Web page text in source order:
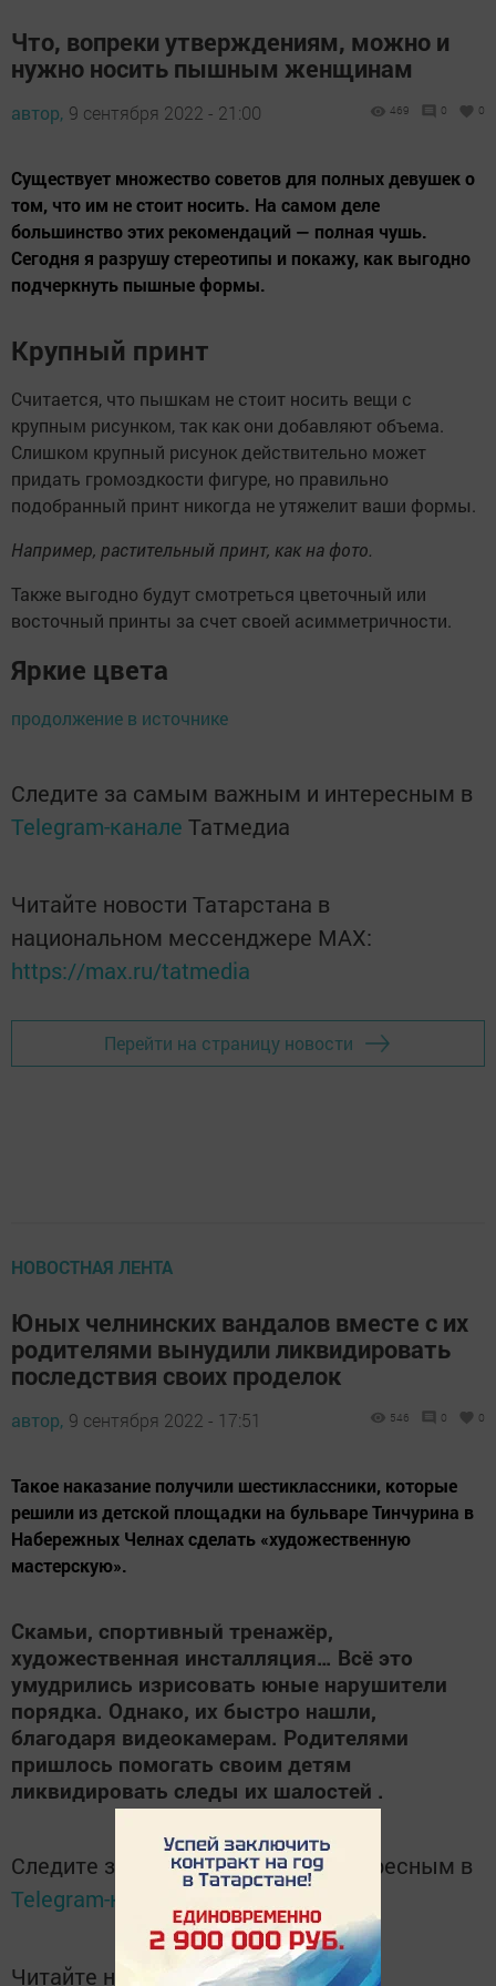
Что, вопреки утверждениям, можно и
нужно носить пышным женщинам
автор, 9 сентября 2022 - 21:00 469 0 0
Существует множество советов для полных девушек о
том, что им не стоит носить. На самом деле
большинство этих рекомендаций — полная чушь.
Сегодня я разрушу стереотипы и покажу, как выгодно
подчеркнуть пышные формы.
Крупный принт
Считается, что пышкам не стоит носить вещи с
крупным рисунком, так как они добавляют объема.
Слишком крупный рисунок действительно может
придать громоздкости фигуре, но правильно
подобранный принт никогда не утяжелит ваши формы.
Например, растительный принт, как на фото.
Также выгодно будут смотреться цветочный или
восточный принты за счет своей асимметричности.
Яркие цвета
продолжение в источнике
Следите за самым важным и интересным в
Telegram-канале Татмедиа
Читайте новости Татарстана в
национальном мессенджере MАХ:
https://max.ru/tatmedia
Перейти на страницу новости
НОВОСТНАЯ ЛЕНТА
Юных челнинских вандалов вместе с их
родителями вынудили ликвидировать
последствия своих проделок
автор, 9 сентября 2022 - 17:51 546 0 0
Такое наказание получили шестиклассники, которые
решили из детской площадки на бульваре Тинчурина в
Набережных Челнах сделать «художественную
мастерскую».
Скамьи, спортивный тренажёр,
художественная инсталляция… Всё это
умудрились изрисовать юные нарушители
порядка. Однако, их быстро нашли,
благодаря видеокамерам. Родителями
пришлось помогать своим детям
ликвидировать следы их шалостей .
Следите за самым важным и интересным в
Telegram-канале
Татмедиа
Читайте новости Татарстана в